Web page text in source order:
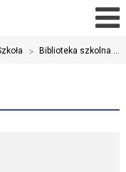
> Biblioteka szkolna ...